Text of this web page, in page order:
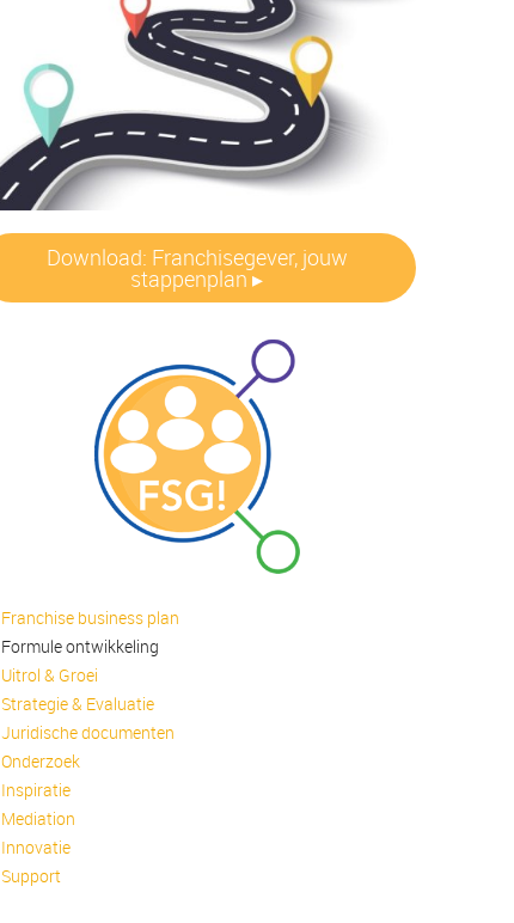
Download: Franchisegever, jouw
stappenplan ▸
Franchise business plan
Formule ontwikkeling
Uitrol & Groei
Strategie & Evaluatie
Juridische documenten
Onderzoek
Inspiratie
Mediation
Innovatie
Support